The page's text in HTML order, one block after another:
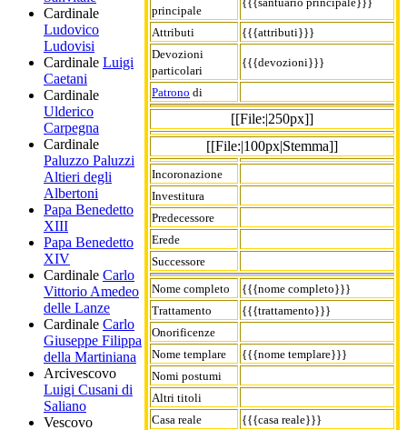
principale
Attributi
{{{attributi}}}
Devozioni
particolari
{{{devozioni}}}
Patrono di
[[File:|250px]]
[[File:|100px|Stemma]]
Incoronazione
Investitura
Predecessore
Erede
Successore
Nome completo
{{{nome completo}}}
Trattamento
{{{trattamento}}}
Onorificenze
Nome templare
{{{nome templare}}}
Nomi postumi
Altri titoli
Casa reale
{{{casa reale}}}
Cardinale
Ludovico
Ludovisi
Cardinale Luigi
Caetani
Cardinale
Ulderico
Carpegna
Cardinale
Paluzzo Paluzzi
Altieri degli
Albertoni
Papa Benedetto
XIII
Papa Benedetto
XIV
Cardinale Carlo
Vittorio Amedeo
delle Lanze
Cardinale Carlo
Giuseppe Filippa
della Martiniana
Arcivescovo
Luigi Cusani di
Saliano
Vescovo